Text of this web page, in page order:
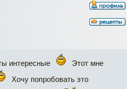
интересные
Этот мне
Хочу попробовать это